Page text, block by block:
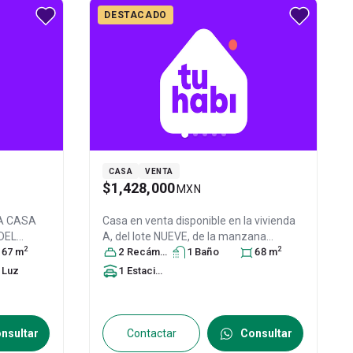
CASA
EL
67 m2
Luz
DESTACADO
CASA VENTA
$1,428,000 MXN
Casa en venta disponible en la vivienda
A, del lote NUEVE, de la manzana
CINCUENTA Y SEIS, marcada con el
número oficial DIECIOC, Col. Bulevares
2 Recámara s 1 Baño 68 m2
1 Estacionamiento
Contactar Consultar